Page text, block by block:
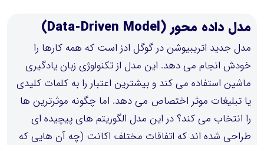
مدل داده محور (Data-Driven Model)
مدل جدید اتریبیوشن در گوگل ادز است که همه کارها را
خودش انجام می دهد. این مدل از تکنولوژی زبان یادگیری
ماشین استفاده می کند و بیشترین اعتبار را به کلمات کلیدی
یا تبلیغات موثر اختصاص می دهد. اما چگونه موثرترین ها
را انتخاب می کند؟ در این مدل الگوریتم های پیچیده ای
طراحی شده اند که اتفاقات مختلف اکانت (چه آن هایی که